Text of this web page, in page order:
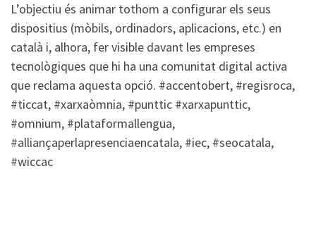
L’objectiu és animar tothom a configurar els seus
dispositius (mòbils, ordinadors, aplicacions, etc.) en
català i, alhora, fer visible davant les empreses
tecnològiques que hi ha una comunitat digital activa
que reclama aquesta opció. #accentobert, #regisroca,
#ticcat, #xarxaòmnia, #punttic #xarxapunttic,
#omnium, #plataformallengua,
#alliançaperlapresenciaencatala, #iec, #seocatala,
#wiccac